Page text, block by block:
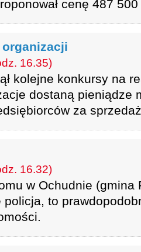
cenę 487 500
16.35)
kolejne konkursy na
dostaną pieniądze
za
16.32)
w Ochudnie (gmina
policja, to